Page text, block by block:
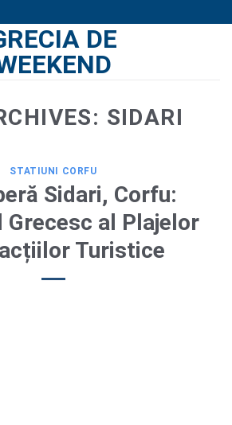
DE
SIDARI
STATIUNI CORFU
Sidari, Corfu:
Grecesc al Plajelor
Turistice